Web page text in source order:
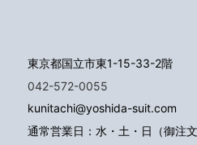
東京都国立市東1-15-33-2階
042-572-0055
kunitachi@yoshida-suit.com
通常営業日：水・土・日（御注